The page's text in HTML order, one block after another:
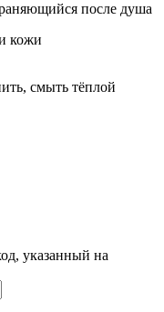
после душа
кожи
смыть тёплой
указанный на